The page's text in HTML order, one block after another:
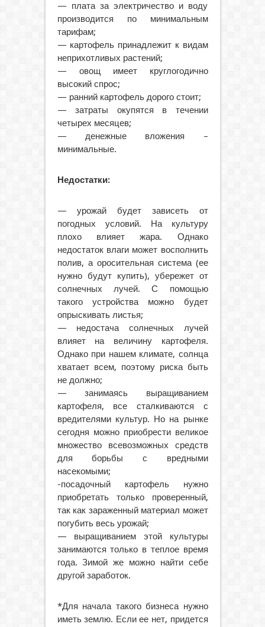
— плата за электричество и воду
производится по минимальным
тарифам;
— картофель принадлежит к видам
неприхотливых растений;
— овощ имеет круглогодично
высокий спрос;
— ранний картофель дорого стоит;
— затраты окупятся в течении
четырех месяцев;
— денежные вложения –
минимальные.
Недостатки:
— урожай будет зависеть от
погодных условий. На культуру
плохо влияет жара. Однако
недостаток влаги может восполнить
полив, а оросительная система (ее
нужно будут купить), убережет от
солнечных лучей. С помощью
такого устройства можно будет
опрыскивать листья;
— недостача солнечных лучей
влияет на величину картофеля.
Однако при нашем климате, солнца
хватает всем, поэтому риска быть
не должно;
— занимаясь выращиванием
картофеля, все сталкиваются с
вредителями культур. Но на рынке
сегодня можно приобрести великое
множество всевозможных средств
для борьбы с вредными
насекомыми;
-посадочный картофель нужно
приобретать только проверенный,
так как зараженный материал может
погубить весь урожай;
— выращиванием этой культуры
занимаются только в теплое время
года. Зимой же можно найти себе
другой заработок.
*Для начала такого бизнеса нужно
иметь землю. Если ее нет, придется